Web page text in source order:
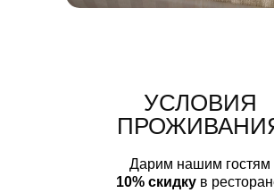
УСЛОВИЯ
Дарим нашим гостям
10% скидкув